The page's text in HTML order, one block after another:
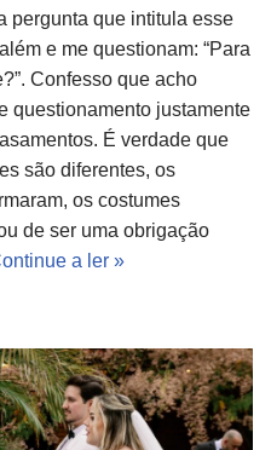
pergunta que intitula esse
e me questionam: “Para
Confesso que acho
questionamento justamente
É verdade que
são diferentes, os
os costumes
de ser uma obrigação
a ler »